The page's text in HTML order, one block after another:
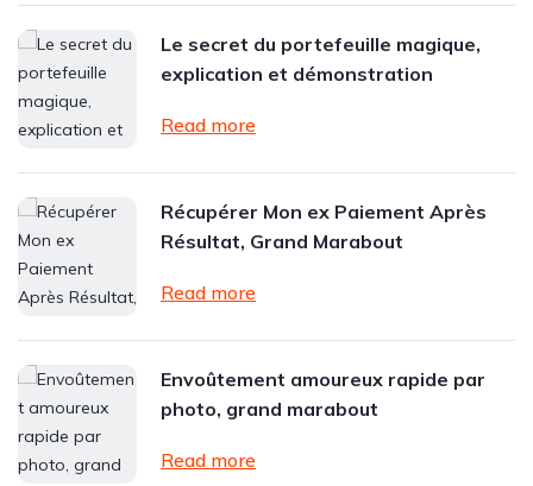
Le secret du portefeuille magique,
explication et démonstration
Read more
Récupérer Mon ex Paiement Après
Résultat, Grand Marabout
Read more
Envoûtement amoureux rapide par
photo, grand marabout
Read more